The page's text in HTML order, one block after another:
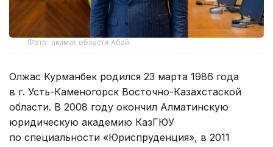
Фото: акимат области Абай
Олжас Курманбек родился 23 марта 1986 года
в г. Усть-Каменогорск Восточно-Казахстаской
области. В 2008 году окончил Алматинскую
юридическую академию КазГЮУ
по специальности «Юриспруденция», в 2011